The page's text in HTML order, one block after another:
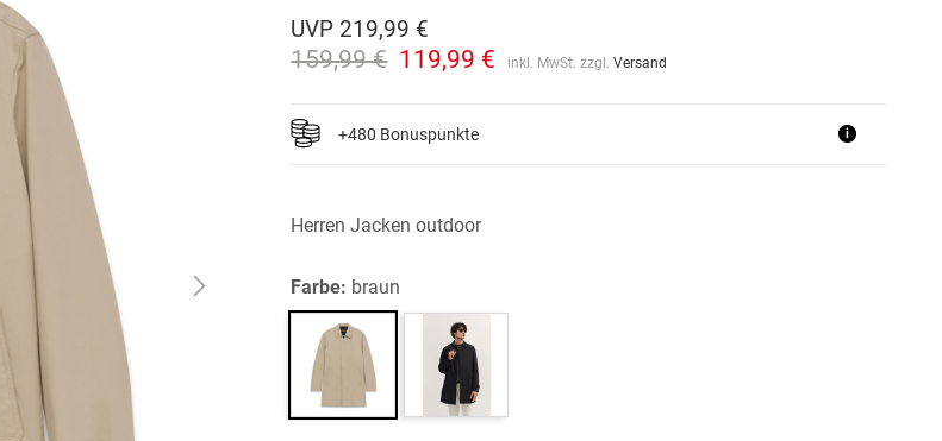
UVP 219,99 €
159,99 € 119,99 € inkl. MwSt. zzgl.Versand
+480 Bonuspunkte i
Herren Jacken outdoor
Farbe: braun